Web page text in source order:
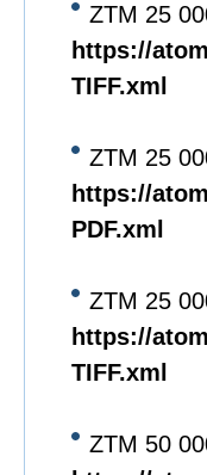
ZTM 25
https://
TIFF.xml
ZTM 25
https://
PDF.xml
ZTM 25
https://
TIFF.xml
ZTM 50